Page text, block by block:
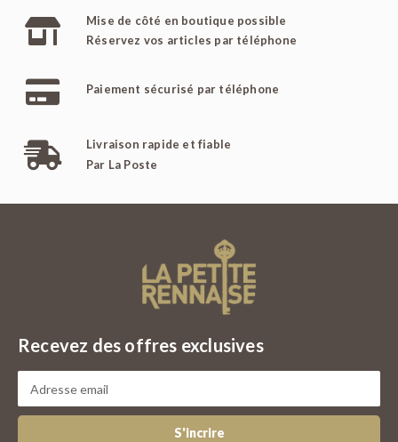
Mise de côté en boutique possible
Réservez vos articles par téléphone
Paiement sécurisé par téléphone
Livraison rapide et fiable
Par La Poste
Recevez des offres exclusives
S'incrire